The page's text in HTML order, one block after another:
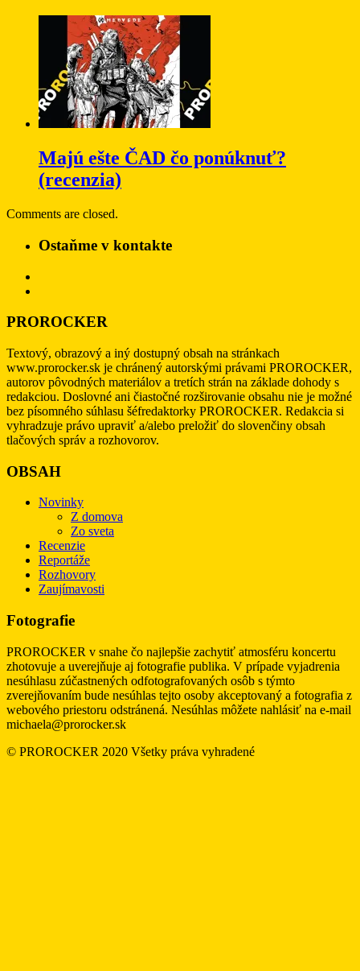
Majú ešte ČAD čo ponúknuť?
(recenzia)
Comments are closed.
Ostaňme v kontakte
PROROCKER
Textový, obrazový a iný dostupný obsah na stránkach
www.prorocker.sk je chránený autorskými právami PROROCKER,
autorov pôvodných materiálov a tretích strán na základe dohody s
redakciou. Doslovné ani čiastočné rozširovanie obsahu nie je možné
bez písomného súhlasu šéfredaktorky PROROCKER. Redakcia si
vyhradzuje právo upraviť a/alebo preložiť do slovenčiny obsah
tlačových správ a rozhovorov.
OBSAH
Novinky
Z domova
Zo sveta
Recenzie
Reportáže
Rozhovory
Zaujímavosti
Fotografie
PROROCKER v snahe čo najlepšie zachytiť atmosféru koncertu
zhotovuje a uverejňuje aj fotografie publika. V prípade vyjadrenia
nesúhlasu zúčastnených odfotografovaných osôb s týmto
zverejňovaním bude nesúhlas tejto osoby akceptovaný a fotografia z
webového priestoru odstránená. Nesúhlas môžete nahlásiť na e-mail
michaela@prorocker.sk
© PROROCKER 2020 Všetky práva vyhradené